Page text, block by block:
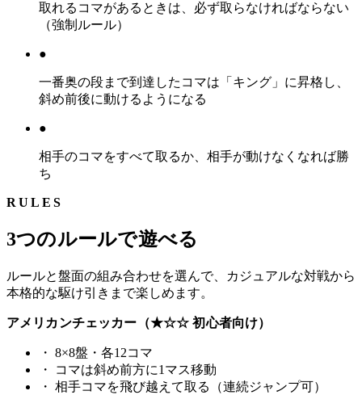
取れるコマがあるときは、必ず取らなければならない
（強制ルール）
●
一番奥の段まで到達したコマは「キング」に昇格し、
斜め前後に動けるようになる
●
相手のコマをすべて取るか、相手が動けなくなれば勝
ち
RULES
3つのルールで遊べる
ルールと盤面の組み合わせを選んで、カジュアルな対戦から
本格的な駆け引きまで楽しめます。
アメリカンチェッカー（★☆☆ 初心者向け）
・ 8×8盤・各12コマ
・
コマは斜め前方に1マス移動
・ 相手コマを飛び越えて取る（連続ジャンプ可）